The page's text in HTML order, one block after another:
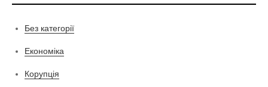
Без категорії
Економіка
Корупція